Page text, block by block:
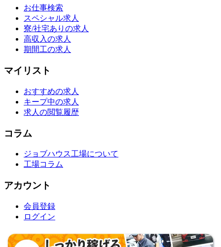
お仕事検索
スペシャル求人
寮/社宅ありの求人
高収入の求人
期間工の求人
マイリスト
おすすめの求人
キープ中の求人
求人の閲覧履歴
コラム
ジョブハウス工場について
工場コラム
アカウント
会員登録
ログイン